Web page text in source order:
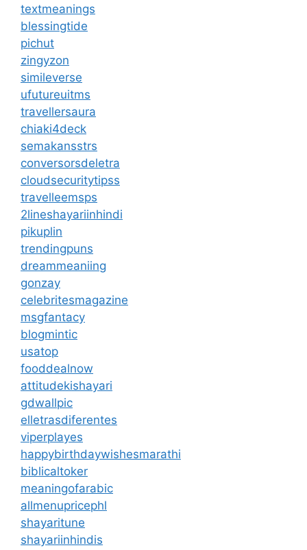
textmeanings
blessingtide
pichut
zingyzon
simileverse
ufutureuitms
travellersaura
chiaki4deck
semakansstrs
conversorsdeletra
cloudsecuritytipss
travelleemsps
2lineshayariinhindi
pikuplin
trendingpuns
dreammeaniing
gonzay
celebritesmagazine
msgfantacy
blogmintic
usatop
fooddealnow
attitudekishayari
gdwallpic
elletrasdiferentes
viperplayes
happybirthdaywishesmarathi
biblicaltoker
meaningofarabic
allmenupricephl
shayaritune
shayariinhindis